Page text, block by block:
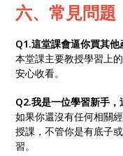
六、常見問題
Q1.這堂課會逼你買其他
本堂課主要教授學習上
安心收看。
Q2.我是一位學習新手，
如果你還沒有任何相關
授課，不管你是有底子
習。